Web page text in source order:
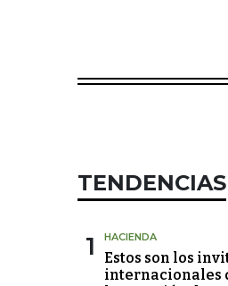
TENDENCIAS
1 HACIENDA
Estos son los
internacionales